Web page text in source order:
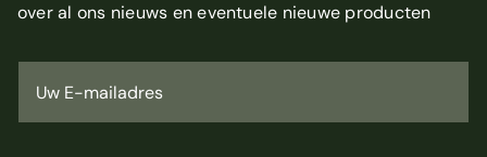
over al ons nieuws en eventuele nieuwe producten
U
-